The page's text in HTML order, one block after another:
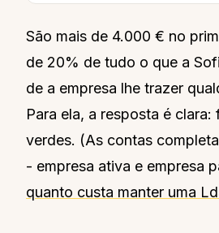
São mais de 4.000 € no
de 20% de tudo o que a
de a empresa lhe trazer
Para ela, a resposta é
verdes. (As contas
- empresa ativa e empresa
quanto custa manter uma